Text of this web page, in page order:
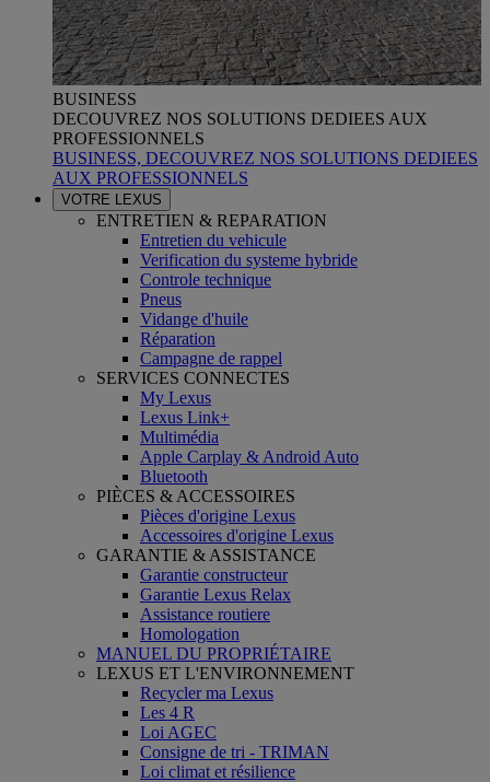
BUSINESS
DECOUVREZ NOS SOLUTIONS DEDIEES AUX
PROFESSIONNELS
BUSINESS, DECOUVREZ NOS SOLUTIONS DEDIEES
AUX PROFESSIONNELS
VOTRE LEXUS
ENTRETIEN & REPARATION
Entretien du vehicule
Verification du systeme hybride
Controle technique
Pneus
Vidange d'huile
Réparation
Campagne de rappel
SERVICES CONNECTES
My Lexus
Lexus Link+
Multimédia
Apple Carplay & Android Auto
Bluetooth
PIÈCES & ACCESSOIRES
Pièces d'origine Lexus
Accessoires d'origine Lexus
GARANTIE & ASSISTANCE
Garantie constructeur
Garantie Lexus Relax
Assistance routiere
Homologation
MANUEL DU PROPRIÉTAIRE
LEXUS ET L'ENVIRONNEMENT
Recycler ma Lexus
Les 4 R
Loi AGEC
Consigne de tri - TRIMAN
Loi climat et résilience